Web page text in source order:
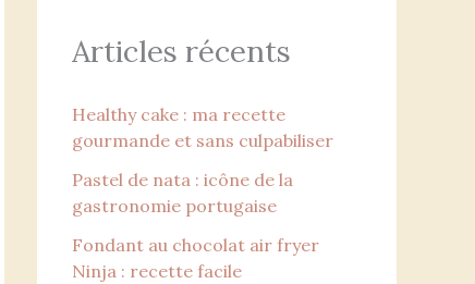
Articles récents
Healthy cake : ma recette
gourmande et sans culpabiliser
Pastel de nata : icône de la
gastronomie portugaise
Fondant au chocolat air fryer
Ninja : recette facile